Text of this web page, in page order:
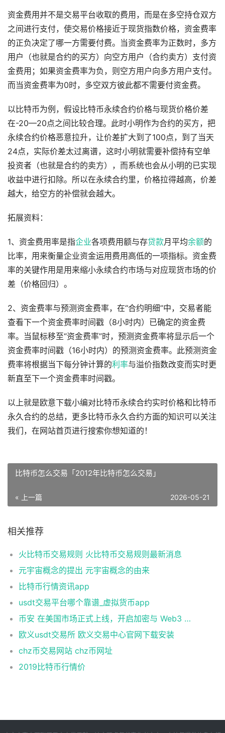
资金费用并不是交易平台收取的费用，而是在多空持仓双方
之间进行支付，使交易价格接近于现货指数价格，资金费率
的正负决定了哪一方需要付费。当资金费率为正数时，多方
用户（也就是合约的买方）向空方用户（合约卖方）支付资
金费用；如果资金费率为负，则空方用户向多方用户支付。
而当资金费率为0时，多空双方彼此都不需要付资金费。
以比特币为例，假设比特币永续合约价格与现货价格价差
在-20—20点之间比较合理。此时小明作为合约的买方，把
永续合约价格恶意拉升，让价差扩大到了100点，到了当天
24点，实际价差太过离谱，这时小明就需要补偿持有空单
投资者（也就是合约的卖方），而系统也会从小明的已实现
收益中进行扣除。所以在永续合约里，价格拉得越高，价差
越大，给空方的补偿就会越大。
拓展资料：
1、资金费用率是指企业各项费用额与存贷款月平均余额的
比率，用来衡量企业资金运用费用高低的一项指标。资金费
率的关键作用是用来缩小永续合约市场与对应现货市场的价
差（价格回归）。
2、资金费率与预测资金费率，在“合约明细”中，交易者能
查看下一个资金费率时间戳（8小时内）已确定的资金费
率。当鼠标移至“资金费率”时，预测资金费率将显示后一个
资金费率时间戳（16小时内）的预测资金费率。此预测资金
费率将根据当下每分钟计算的利率与溢价指数改变而实时更
新直至下一个资金费率时间戳。
以上就是欧意下载小编对比特币永续合约实时价格和比特币
永久合约的总结，更多比特币永久合约方面的知识可以关注
我们，在网站首页进行搜索你想知道的！
比特币怎么交易「2012年比特币怎么交易」
« 上一篇 2026-05-21
相关推荐
火比特币交易规则 火比特币交易规则最新消息
元宇宙概念的提出 元宇宙概念的由来
比特币行情资讯app
usdt交易平台哪个靠谱_虚拟货币app
币安 在美国市场正式上线，开启加密与 Web3 创新的全新时代！
欧义usdt交易所 欧义交易中心官网下载安装
chz币交易网站 chz币网址
2019比特币行情价